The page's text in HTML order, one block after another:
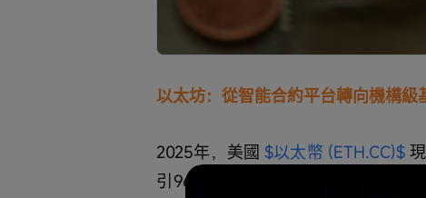
以太坊：從智能合約平台轉向機構級
2025年，美國 $以太幣 (ETH.CC)$ 現
引96億美元投資，同時以太坊在